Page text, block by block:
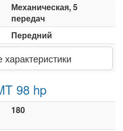
Механическая, 5
передач
Передний
характеристики
98 hp
180